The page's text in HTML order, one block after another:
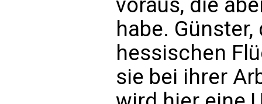
habe.
hessischen
sie bei ihrer